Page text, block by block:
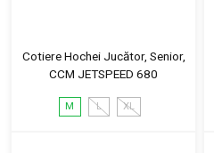
Cotiere Hochei Jucător, Senior,
CCM JETSPEED 680
M L XL